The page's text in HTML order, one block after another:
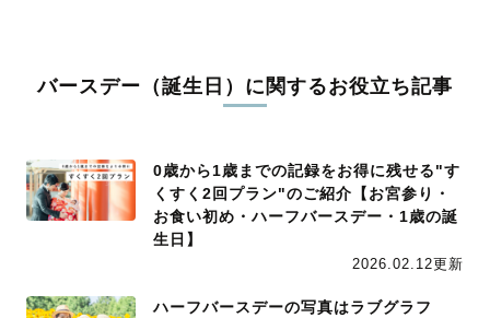
バースデー（誕生日）に関するお役立ち記事
0歳から1歳までの記録をお得に残せる"す
くすく2回プラン"のご紹介【お宮参り・
お食い初め・ハーフバースデー・1歳の誕
生日】
2026.02.12更新
ハーフバースデーの写真はラブグラフ